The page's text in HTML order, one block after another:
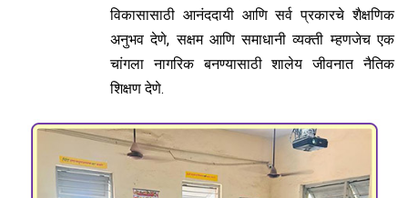
विकासासाठी आनंददायी आणि सर्व प्रकारचे शैक्षणिक
अनुभव देणे, सक्षम आणि समाधानी व्यक्ती म्हणजेच एक
चांगला नागरिक बनण्यासाठी शालेय जीवनात नैतिक
शिक्षण देणे.